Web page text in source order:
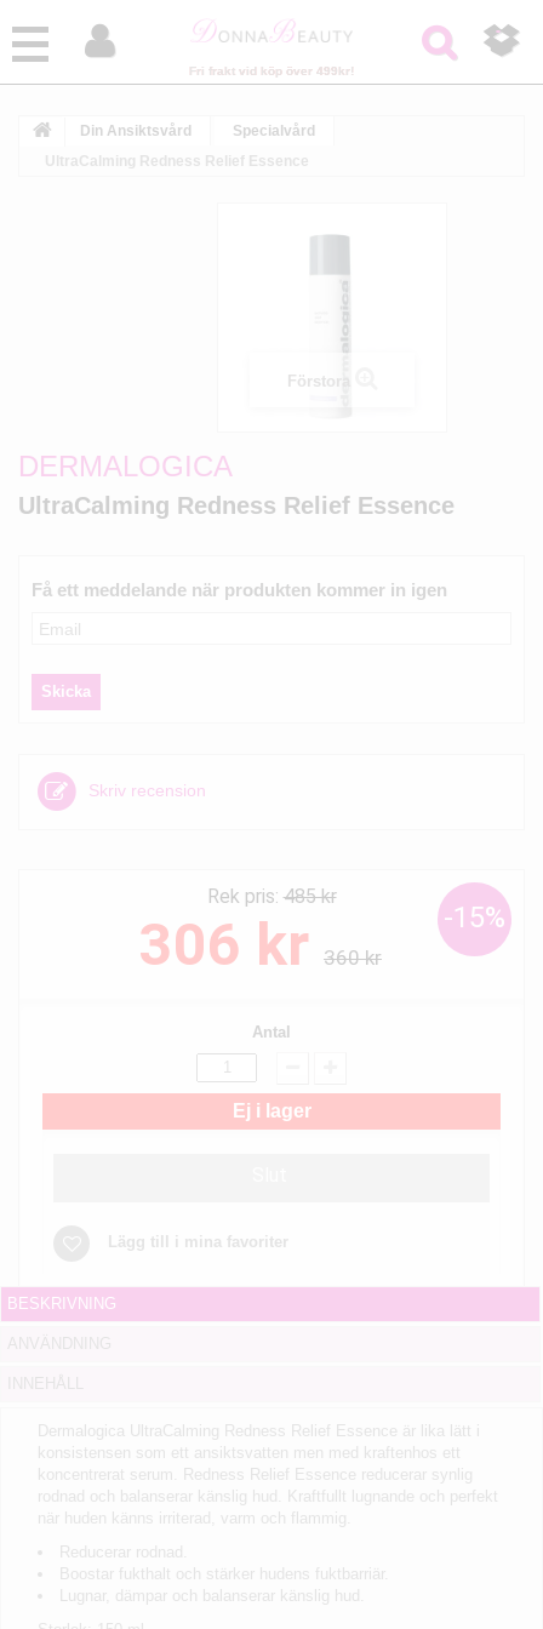
Din Ansiktsvård
Specialvård
UltraCalming Redness Relief Essence
Förstora
DERMALOGICA
UltraCalming Redness Relief Essence
Få ett meddelande när produkten kommer in igen
Skriv recension
Rek pris:485 kr
306 kr 360 kr
-15%
Antal
Ej i lager
Lägg till i mina favoriter
BESKRIVNING
Dermalogica UltraCalming Redness Relief Essence är lika lätt i
konsistensen som ett ansiktsvatten men med kraftenhos ett
koncentrerat serum. Redness Relief Essence reducerar synlig
rodnad och balanserar känslig hud. Kraftfullt lugnande och perfekt
när huden känns irriterad, varm och flammig.
Reducerar rodnad.
Boostar fukthalt och stärker hudens fuktbarriär.
Lugnar, dämpar och balanserar känslig hud.
Fri frakt vid köp över 499kr!
 
